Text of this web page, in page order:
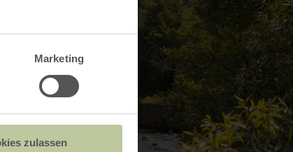
Marketing
zulassen